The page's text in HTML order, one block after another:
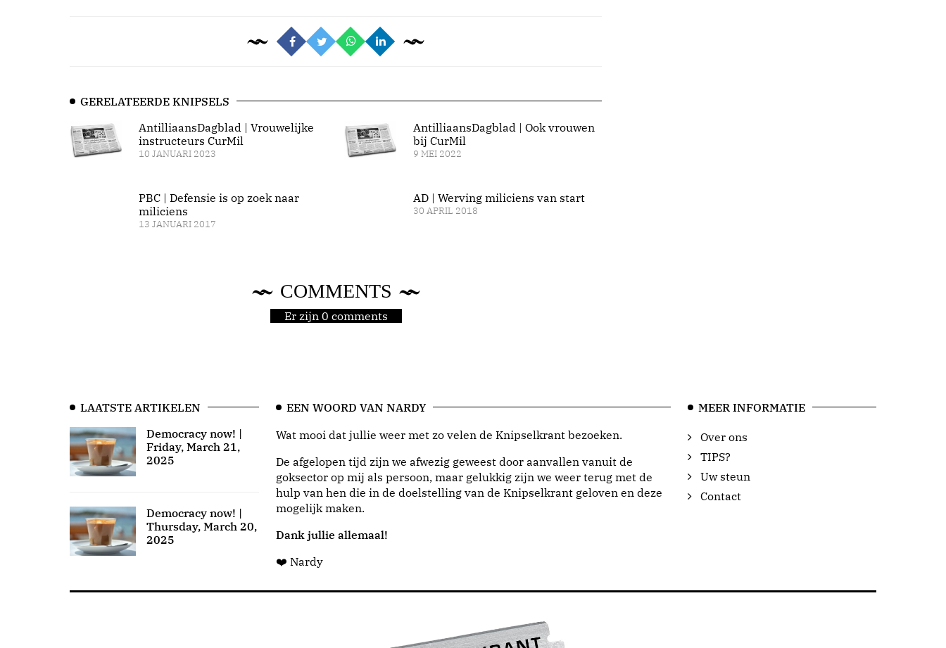
GERELATEERDE KNIPSELS
AntilliaansDagblad | Vrouwelijke
instructeurs CurMil
10 JANUARI 2023
PBC | Defensie is op zoek naar
miliciens
13 JANUARI 2017
AntilliaansDagblad | Ook vrouwen
bij CurMil
9 MEI 2022
AD | Werving miliciens van start
30 APRIL 2018
COMMENTS
Er zijn 0 comments
LAATSTE ARTIKELEN
Democracy now! |
Friday, March 21,
2025
Democracy now! |
Thursday, March 20,
2025
EEN WOORD VAN NARDY
Wat mooi dat jullie weer met zo velen de Knipselkrant bezoeken.
De afgelopen tijd zijn we afwezig geweest door aanvallen vanuit de
goksector op mij als persoon, maar gelukkig zijn we weer terug met de
hulp van hen die in de doelstelling van de Knipselkrant geloven en deze
mogelijk maken.
Dank jullie allemaal!
❤️ Nardy
MEER INFORMATIE
Over ons
TIPS?
Uw steun
Contact